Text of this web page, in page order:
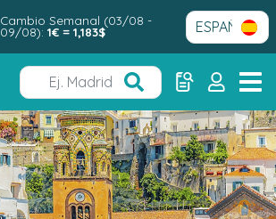
Cambio Semanal (03/08 -
09/08):1€ = 1,183$